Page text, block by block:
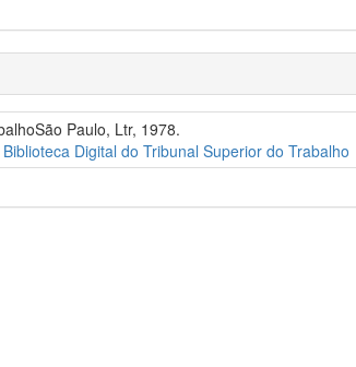
Paulo, Ltr, 1978.
Biblioteca Digital do Tribunal Superior do Trabalho